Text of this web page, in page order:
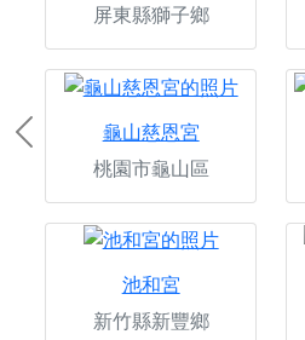
屏東縣獅子鄉
龜山慈恩宮
桃園市龜山區
池和宮
新竹縣新豐鄉
Previous